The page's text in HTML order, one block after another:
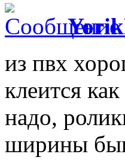
из пвх
клеится
надо,
ширины